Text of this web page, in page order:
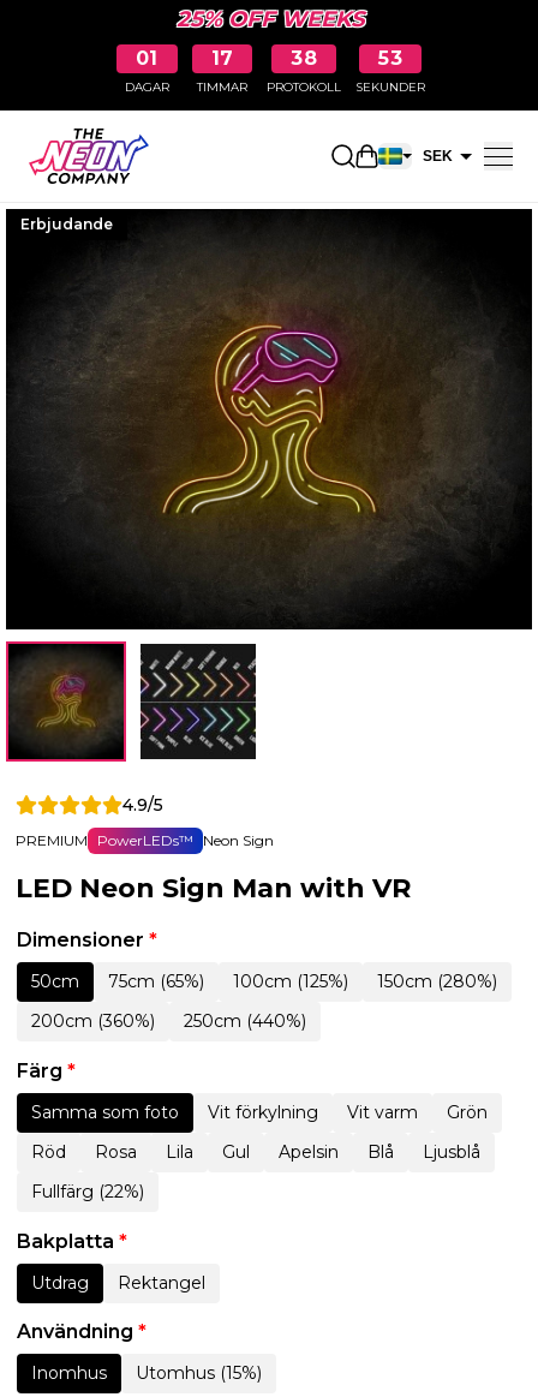
25% OFF WEEKS
01
DAGAR
17
TIMMAR
38
PROTOKOLL
52
SEKUNDER
ÖppnaSEK
Erbjudande
4.9/5
PREMIUM PowerLEDs™ Neon Sign
LED Neon Sign Man with VR
Dimensioner *
50cm 75cm (65%) 100cm (125%)
150cm (280%)
200cm (360%)
250cm (440%)
Färg *
Samma som foto Vit förkylning Vit varm
Grön
Röd
Rosa Lila Gul Apelsin Blå
Ljusblå
Fullfärg (22%)
Bakplatta *
Utdrag Rektangel
Användning *
Inomhus Utomhus (15%)